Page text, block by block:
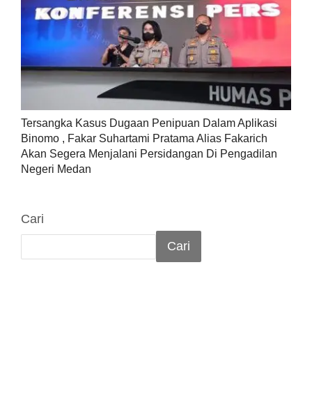
Tersangka Kasus Dugaan Penipuan Dalam Aplikasi
Binomo , Fakar Suhartami Pratama Alias Fakarich
Akan Segera Menjalani Persidangan Di Pengadilan
Negeri Medan
Cari
Cari